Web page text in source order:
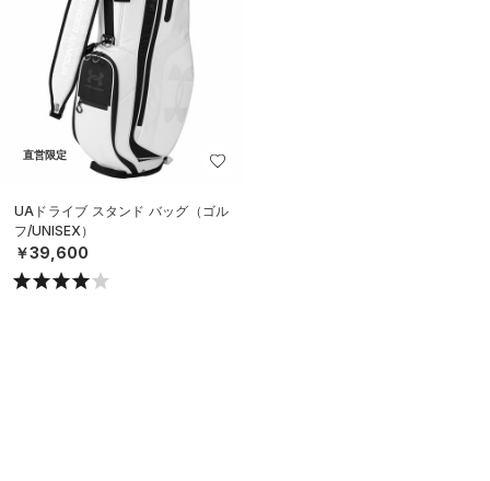
直営限定
UAドライブ スタンド バッグ（ゴル
フ/UNISEX）
￥39,600